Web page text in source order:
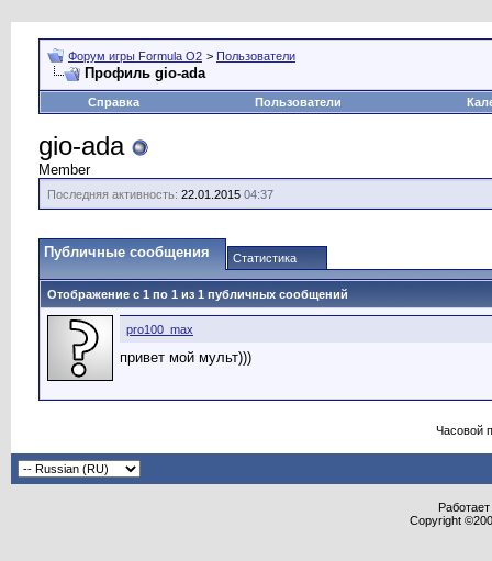
Форум игры Formula O2 > Пользователи
Профиль gio-ada
Справка Пользователи
gio-ada
Member
Последняя активность: 22.01.2015 04:37
Публичные сообщения Статистика
Отображение с 1 по 1 из 1 публичных сообщений
pro100_max
привет мой мульт)))
Часовой
Copyright